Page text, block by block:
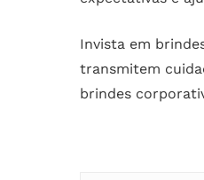
Invista em
transmitem
brindes